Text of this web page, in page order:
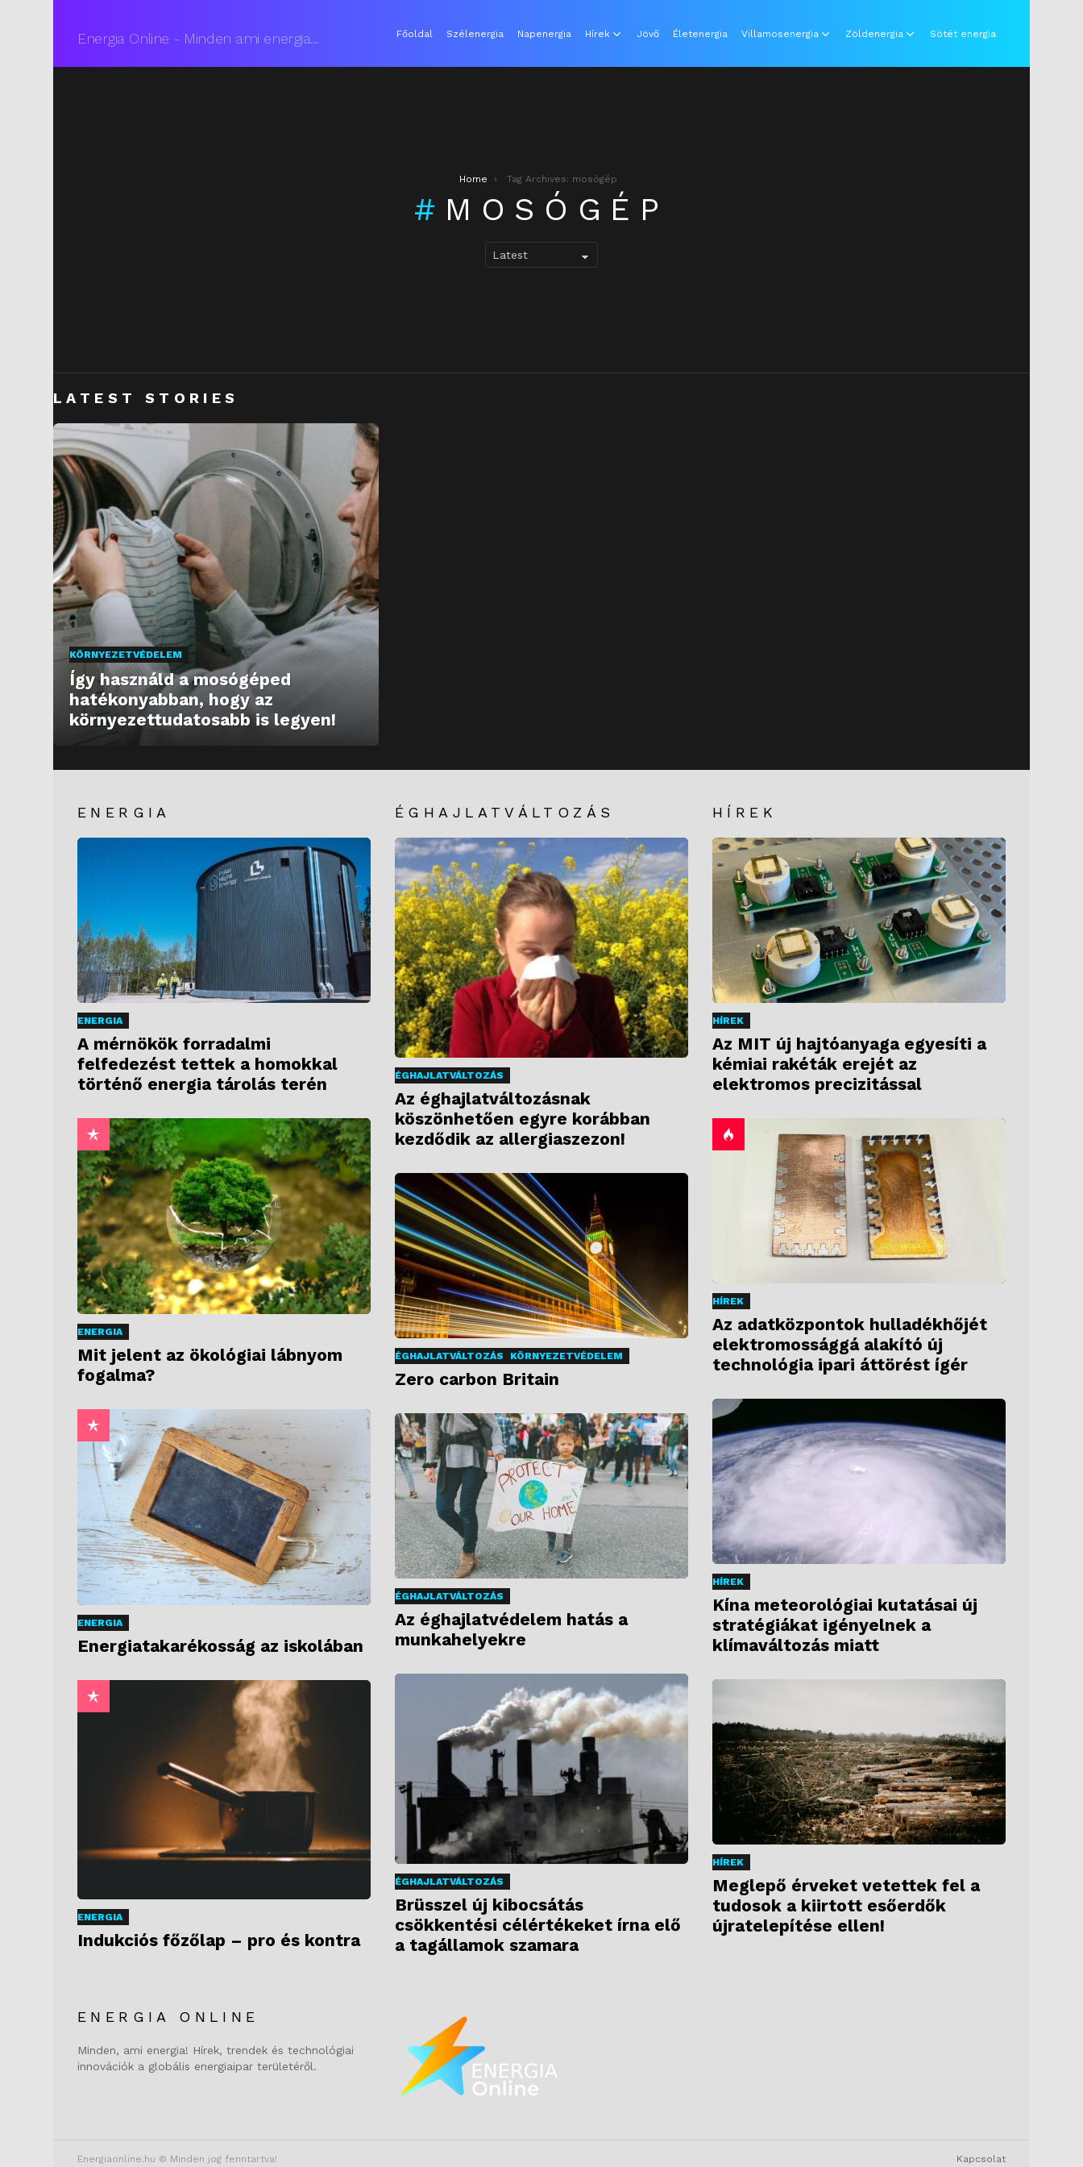
Energia Online - Minden ami energia... Főoldal Szélenergia Napenergia Hírek Jövő Életenergia Villamosenergia Zöldenergia Sötét energia
Home Tag Archives: mosógép
MOSÓGÉP
LATEST STORIES
KÖRNYEZETVÉDELEM
Így használd a mosógéped
hatékonyabban, hogy az
környezettudatosabb is legyen!
ENERGIA
ENERGIA
A mérnökök forradalmi
felfedezést tettek a homokkal
történő energia tárolás terén
ENERGIA
Mit jelent az ökológiai lábnyom
fogalma?
ENERGIA
Energiatakarékosság az iskolában
ENERGIA
Indukciós főzőlap – pro és kontra
ENERGIA ONLINE
Minden, ami energia! Hírek, trendek és technológiai
innovációk a globális energiaipar területéről.
ÉGHAJLATVÁLTOZÁS
ÉGHAJLATVÁLTOZÁS
Az éghajlatváltozásnak
köszönhetően egyre korábban
kezdődik az allergiaszezon!
ÉGHAJLATVÁLTOZÁS KÖRNYEZETVÉDELEM
Zero carbon Britain
ÉGHAJLATVÁLTOZÁS
Az éghajlatvédelem hatás a
munkahelyekre
ÉGHAJLATVÁLTOZÁS
Brüsszel új kibocsátás
csökkentési célértékeket írna elő
a tagállamok szamara
HÍREK
HÍREK
Az MIT új hajtóanyaga egyesíti a
kémiai rakéták erejét az
elektromos precizitással
HÍREK
Az adatközpontok hulladékhőjét
elektromossággá alakító új
technológia ipari áttörést ígér
HÍREK
Kína meteorológiai kutatásai új
stratégiákat igényelnek a
klímaváltozás miatt
HÍREK
Meglepő érveket vetettek fel a
tudosok a kiirtott esőerdők
újratelepítése ellen!
Energiaonline.hu © Minden jog fenntartva! Kapcsolat